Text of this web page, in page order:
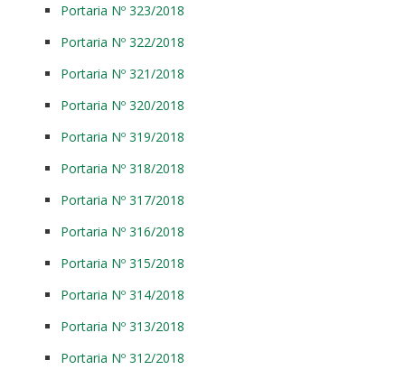
Portaria Nº 323/2018
Portaria Nº 322/2018
Portaria Nº 321/2018
Portaria Nº 320/2018
Portaria Nº 319/2018
Portaria Nº 318/2018
Portaria Nº 317/2018
Portaria Nº 316/2018
Portaria Nº 315/2018
Portaria Nº 314/2018
Portaria Nº 313/2018
Portaria Nº 312/2018